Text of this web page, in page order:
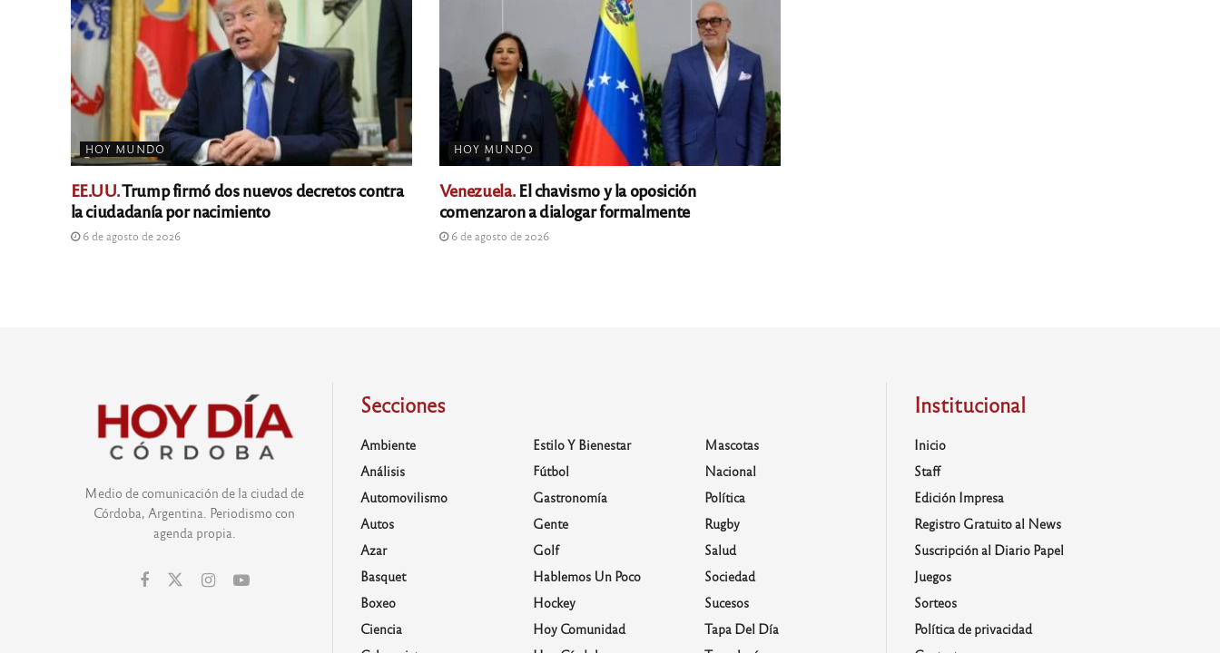
HOY MUNDO
EE.UU.Trump firmó dos nuevos decretos contra
la ciudadanía por nacimiento
6 de agosto de 2026
HOY MUNDO
Venezuela.El chavismo y la oposición
comenzaron a dialogar formalmente
6 de agosto de 2026
Medio de comunicación de la ciudad de
Córdoba, Argentina. Periodismo con
agenda propia.
Secciones
Ambiente
Análisis
Automovilismo
Autos
Azar
Basquet
Boxeo
Ciencia
Estilo Y Bienestar
Fútbol
Gastronomía
Gente
Golf
Hablemos Un Poco
Hockey
Hoy Comunidad
Mascotas
Nacional
Política
Rugby
Salud
Sociedad
Sucesos
Tapa Del Día
Institucional
Inicio
Staff
Edición Impresa
Registro Gratuito al News
Suscripción al Diario Papel
Juegos
Sorteos
Política de privacidad